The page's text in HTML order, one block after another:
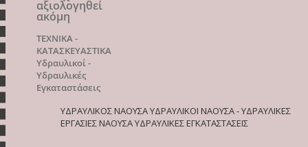
αξιολογηθεί
ακόμη
ΤΕΧΝΙΚΑ -
ΚΑΤΑΣΚΕΥΑΣΤΙΚΑ
Υδραυλικοί -
Υδραυλικές
Εγκαταστάσεις
ΥΔΡΑΥΛΙΚΟΣ ΝΑΟΥΣΑ ΥΔΡΑΥΛΙΚΟΙ ΝΑΟΥΣΑ - ΥΔΡΑΥΛΙΚΕΣ
ΕΡΓΑΣΙΕΣ ΝΑΟΥΣΑ ΥΔΡΑΥΛΙΚΕΣ ΕΓΚΑΤΑΣΤΑΣΕΙΣ